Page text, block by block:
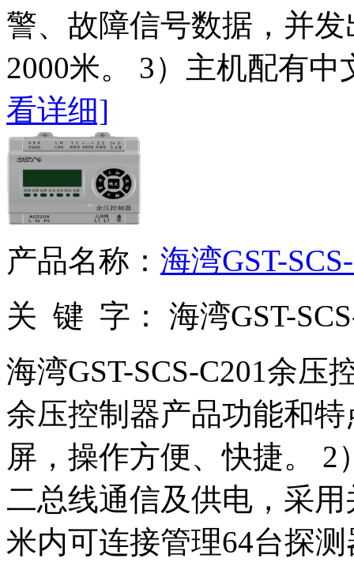
警、故障信号数据，并
2000米。 3）主机配有
看详细]
产品名称： 海湾GST-
关 键 字：
海湾GST-
海湾GST-SCS-C201余压
余压控制器产品功能和
屏，操作方便、快捷。
二总线通信及供电，采
米内可连接管理64台探